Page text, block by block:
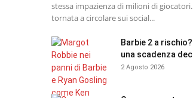
stessa impazienza di milioni di
tornata a circolare sui social...
Barbie 2 a
una scadenza
2 Agosto 2026